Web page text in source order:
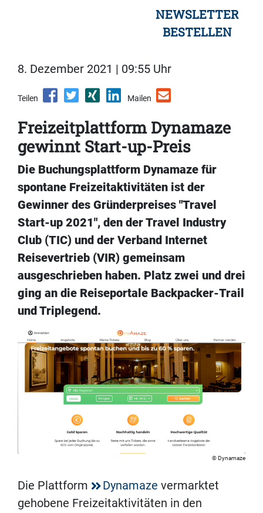
NEWSLETTER
BESTELLEN
8. Dezember 2021 | 09:55 Uhr
Teilen Mailen
Freizeitplattform Dynamaze
gewinnt Start-up-Preis
Die Buchungsplattform Dynamaze für
spontane Freizeitaktivitäten ist der
Gewinner des Gründerpreises "Travel
Start-up 2021", den der Travel Industry
Club (TIC) und der Verband Internet
Reisevertrieb (VIR) gemeinsam
ausgeschrieben haben. Platz zwei und drei
ging an die Reiseportale Backpacker-Trail
und Triplegend.
Dynamaze
Die Plattform Dynamaze vermarktet
gehobene Freizeitaktivitäten in den